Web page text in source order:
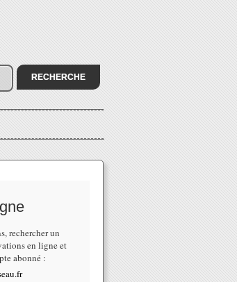
rechercher un
en ligne et
abonné :